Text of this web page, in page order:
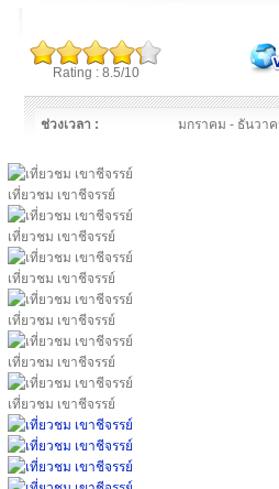
Rating : 8.5/10
ช่วงเวลา : มกราคม - ธันวา
เที่ยวชม เขาชีจรรย์
เที่ยวชม เขาชีจรรย์
เที่ยวชม เขาชีจรรย์
เที่ยวชม เขาชีจรรย์
เที่ยวชม เขาชีจรรย์
เที่ยวชม เขาชีจรรย์